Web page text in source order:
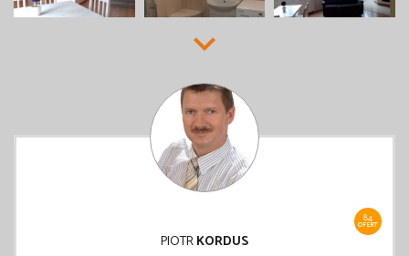
84
OFERT
PIOTRKORDUS